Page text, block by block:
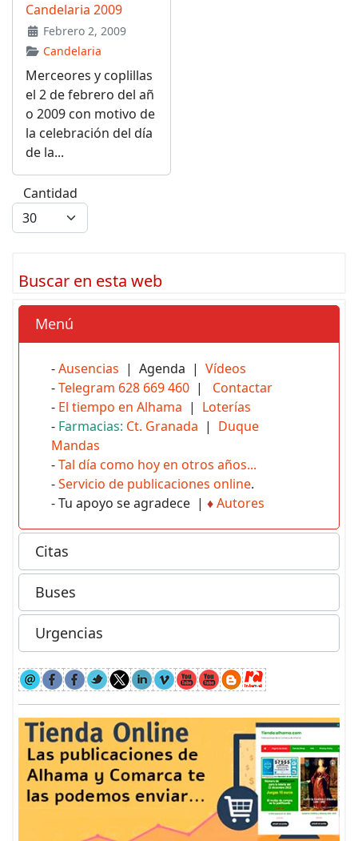
Candelaria 2009
Febrero 2, 2009
Candelaria
Merceores y coplillas
el 2 de febrero del añ
o 2009 con motivo de
la celebración del día
de la...
Cantidad
Buscar en esta web
Menú
-Ausencias | Agenda | Vídeos
-Telegram 628 669 460 | Contactar
- El tiempo en Alhama | Loterías
- Farmacias: Ct. Granada | Duque
Mandas
-Tal día como hoy en otros años...
-Servicio de publicaciones online.
- Tu apoyo se agradece | ♦Autores
Citas
Buses
Urgencias